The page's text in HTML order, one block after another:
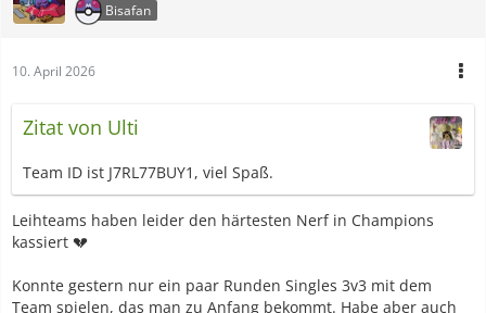
Bisafan
10. April 2026
Zitat von Ulti
Team ID ist J7RL77BUY1, viel Spaß.
Leihteams haben leider den härtesten Nerf in Champions
kassiert 💔
Konnte gestern nur ein paar Runden Singles 3v3 mit dem
Team spielen, das man zu Anfang bekommt. Habe aber auch